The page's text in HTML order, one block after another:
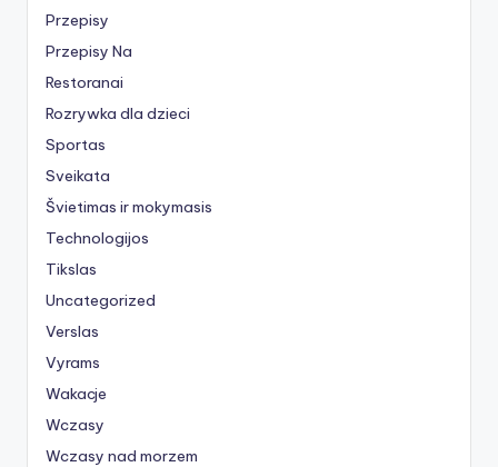
Przepisy
Przepisy Na
Restoranai
Rozrywka dla dzieci
Sportas
Sveikata
Švietimas ir mokymasis
Technologijos
Tikslas
Uncategorized
Verslas
Vyrams
Wakacje
Wczasy
Wczasy nad morzem